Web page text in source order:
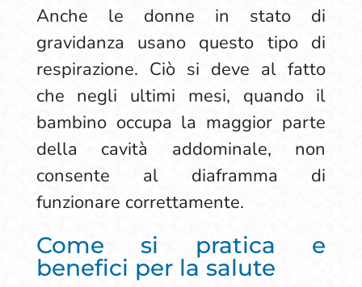
Anche le donne in stato di
gravidanza usano questo tipo di
respirazione. Ciò si deve al fatto
che negli ultimi mesi, quando il
bambino occupa la maggior parte
della cavità addominale, non
consente al diaframma di
funzionare correttamente.
Come si pratica e
benefici per la salute